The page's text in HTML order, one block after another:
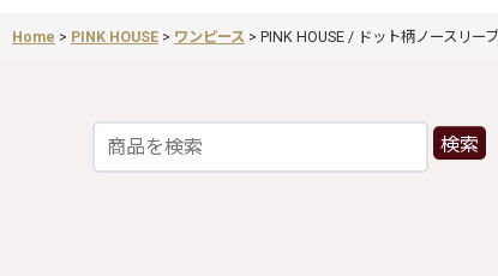
Home > PINK HOUSE > ワンピース > PINK HOUSE / ドット柄ノースリー
検索